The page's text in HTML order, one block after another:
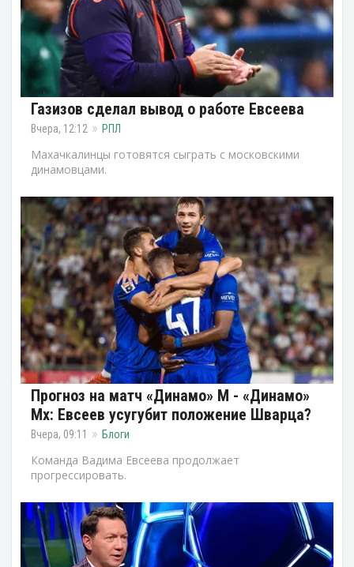
Газизов сделал вывод о работе Евсеева
Вчера, 12:12 РПЛ
Махачкалинцы готовятся сыграть с московскими
динамовцами.
Прогноз на матч «Динамо» М - «Динамо»
Мх: Евсеев усугубит положение Шварца?
Вчера, 09:11 Блоги
Команда Вадима Евсеева продолжает
прогрессировать.